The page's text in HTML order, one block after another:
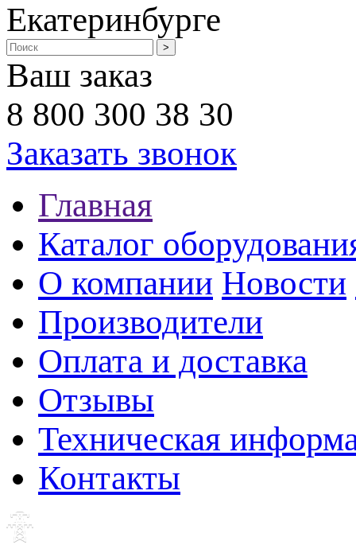
Екатеринбурге
Ваш заказ
8 800 300 38 30
Заказать звонок
Главная
Каталог
О компании Новости
Производители
Оплата и доставка
Отзывы
Техническая
Контакты